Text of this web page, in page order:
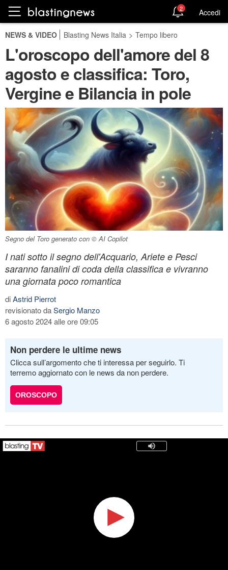
2 Accedi
NEWS & VIDEO Blasting News Italia > Tempo libero
L'oroscopo dell'amore del 8
agosto e classifica: Toro,
Vergine e Bilancia in pole
Segno del Toro generato con © AI Copilot
I nati sotto il segno dell'Acquario, Ariete e Pesci
saranno fanalini di coda della classifica e vivranno
una giornata poco romantica
diAstrid Pierrot
revisionato daSergio Manzo
6 agosto 2024 alle ore 09:05
Non perdere le ultime news
Clicca sull’argomento che ti interessa per seguirlo. Ti
terremo aggiornato con le news da non perdere.
OROSCOPO